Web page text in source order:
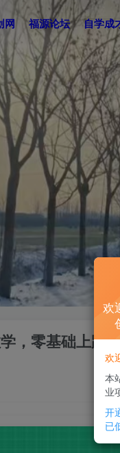
网 福源论坛 自学成
，零基础上路
欢
欢
本
业
开
已